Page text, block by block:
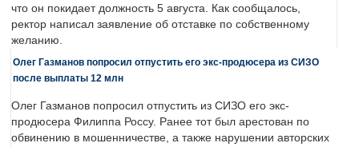
что он покидает должность 5 августа. Как сообщалось,
ректор написал заявление об отставке по собственному
желанию.
Олег Газманов попросил отпустить его экс-продюсера из СИЗО
после выплаты 12 млн
Олег Газманов попросил отпустить из СИЗО его экс-
продюсера Филиппа Россу. Ранее тот был арестован по
обвинению в мошенничестве, а также нарушении авторских